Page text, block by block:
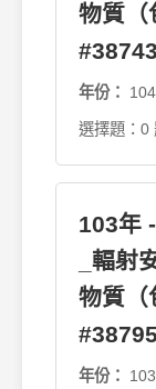
物質（
#38743
年份：
選擇題：0
103年
_輻射
物質（
#38795
年份：